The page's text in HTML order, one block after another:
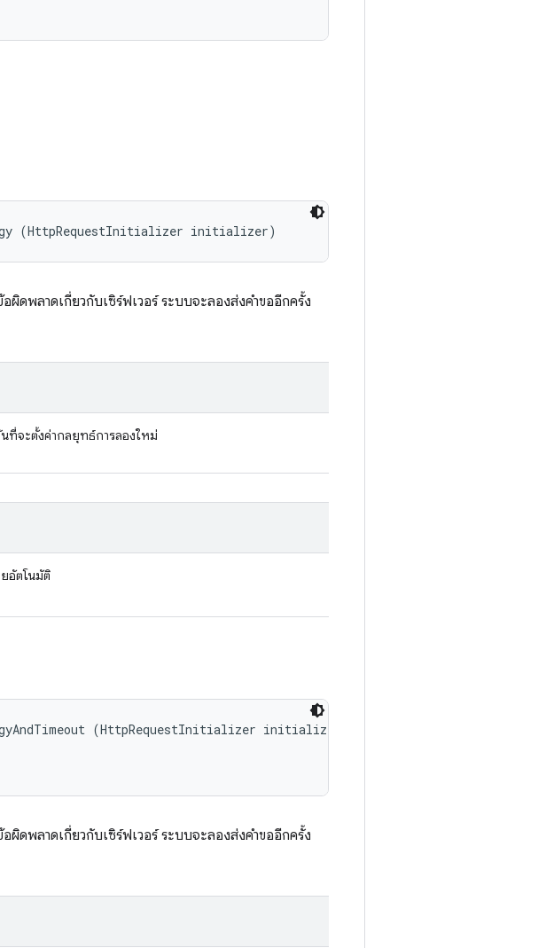
(HttpRequestInitializer initializer)
พลาดเกี่ยวกับเซิร์ฟเวอร์ ระบบจะลองส่งคำขออีกครั้ง
นที่จะตั้งค่ากลยุทธ์การลองใหม่
ยอัตโนมัติ
(HttpRequestInitializer initializer,
พลาดเกี่ยวกับเซิร์ฟเวอร์ ระบบจะลองส่งคำขออีกครั้ง